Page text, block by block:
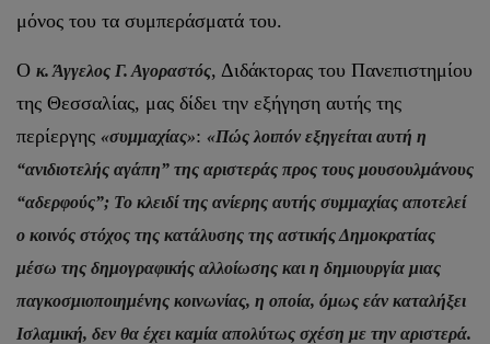
μόνος του τα συμπεράσματά του.
Ο κ. Άγγελος Γ. Αγοραστός, Διδάκτορας του Πανεπιστημίου
της Θεσσαλίας, μας δίδει την εξήγηση αυτής της
περίεργης «συμμαχίας»: «Πώς λοιπόν εξηγείται αυτή η
“ανιδιοτελής αγάπη” της αριστεράς προς τους μουσουλμάνους
“αδερφούς”; Το κλειδί της ανίερης αυτής συμμαχίας αποτελεί
ο κοινός στόχος της κατάλυσης της αστικής Δημοκρατίας
μέσω της δημογραφικής αλλοίωσης και η δημιουργία μιας
παγκοσμιοποιημένης κοινωνίας, η οποία, όμως εάν καταλήξει
Ισλαμική, δεν θα έχει καμία απολύτως σχέση με την αριστερά.